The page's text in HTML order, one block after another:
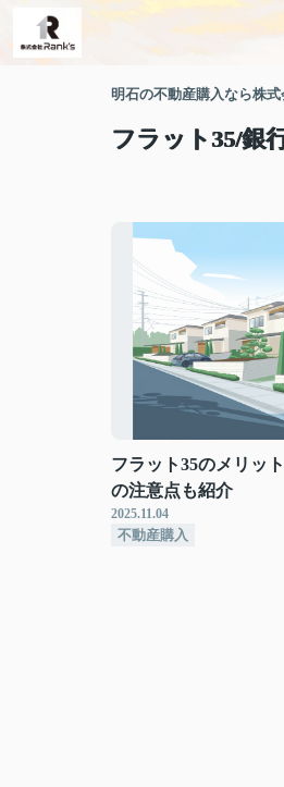
明石の不動産購入なら株式
フラット35/銀
フラット35のメリッ
の注意点も紹介
2025.11.04
不動産購入